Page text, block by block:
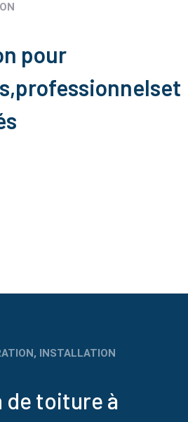
pour
professionnelset
INSTALLATION
de toiture à